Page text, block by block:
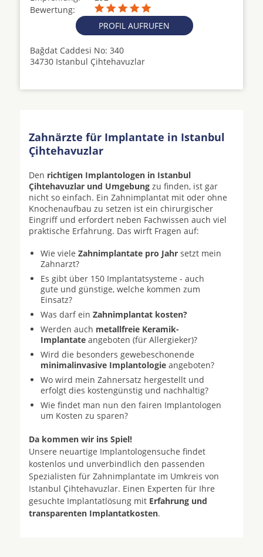
Bewertung:
PROFIL AUFRUFEN
Bağdat Caddesi No: 340
34730 Istanbul Çihtehavuzlar
Zahnärzte für Implantate in Istanbul
Çihtehavuzlar
Den richtigen Implantologen in Istanbul
Çihtehavuzlar und Umgebung zu finden, ist gar
nicht so einfach. Ein Zahnimplantat mit oder ohne
Knochenaufbau zu setzen ist ein chirurgischer
Eingriff und erfordert neben Fachwissen auch viel
praktische Erfahrung. Das wirft Fragen auf:
Wie viele Zahnimplantate pro Jahr setzt mein
Zahnarzt?
Es gibt über 150 Implantatsysteme - auch
gute und günstige, welche kommen zum
Einsatz?
Was darf ein Zahnimplantat kosten?
Werden auch metallfreie Keramik-
Implantate angeboten (für Allergieker)?
Wird die besonders gewebeschonende
minimalinvasive Implantologie angeboten?
Wo wird mein Zahnersatz hergestellt und
erfolgt dies kostengünstig und nachhaltig?
Wie findet man nun den fairen Implantologen
um Kosten zu sparen?
Da kommen wir ins Spiel!
Unsere neuartige Implantologensuche findet
kostenlos und unverbindlich den passenden
Spezialisten für Zahnimplantate im Umkreis von
Istanbul Çihtehavuzlar. Einen Experten für Ihre
gesuchte Implantatlösung mit Erfahrung und
transparenten Implantatkosten.